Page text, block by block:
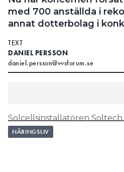
med 700 anställda i
annat dotterbolag i
TEXT
DANIEL PERSSON
daniel.persson@vvsforum.se
Solcellsinstallatören
beslutat om konkurser,
NÄRINGSLIV